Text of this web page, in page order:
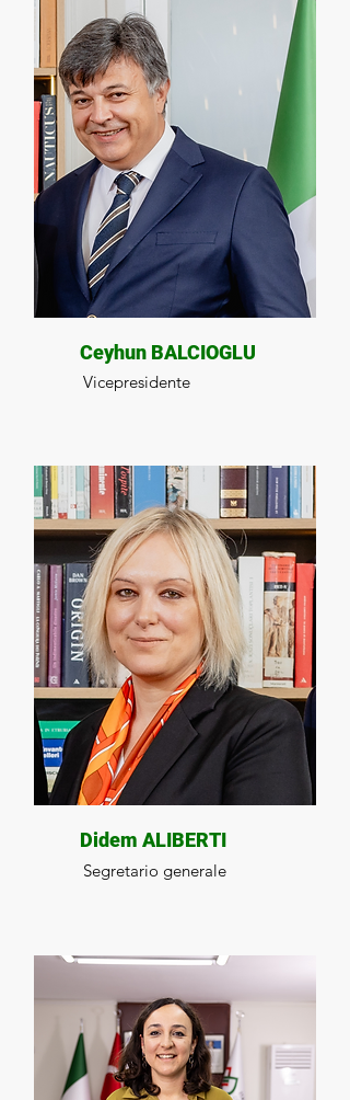
Ceyhun BALCIOGLU
Vicepresidente
Didem ALIBERTI
Segretario generale